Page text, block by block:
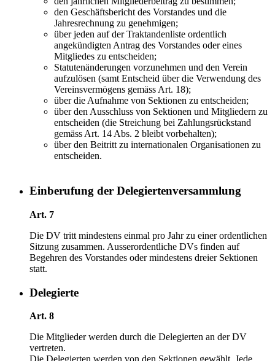
den Geschäftsbericht des Vorstandes und die
Jahresrechnung zu genehmigen;
über jeden auf der Traktandenliste ordentlich
angekündigten Antrag des Vorstandes oder eines
Mitgliedes zu entscheiden;
Statutenänderungen vorzunehmen und den Verein
aufzulösen (samt Entscheid über die Verwendung des
Vereinsvermögens gemäss Art. 18);
über die Aufnahme von Sektionen zu entscheiden;
über den Ausschluss von Sektionen und Mitgliedern zu
entscheiden (die Streichung bei Zahlungsrückstand
gemäss Art. 14 Abs. 2 bleibt vorbehalten);
über den Beitritt zu internationalen Organisationen zu
entscheiden.
Einberufung der Delegiertenversammlung
Art. 7
Die DV tritt mindestens einmal pro Jahr zu einer ordentlichen
Sitzung zusammen. Ausserordentliche DVs finden auf
Begehren des Vorstandes oder mindestens dreier Sektionen
statt.
Delegierte
Art. 8
Die Mitglieder werden durch die Delegierten an der DV
vertreten.